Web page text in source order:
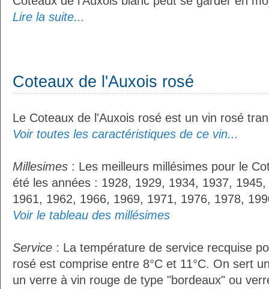
Lire la suite...
Coteaux de l'Auxois rosé
Le Coteaux de l'Auxois rosé est un vin rosé
Voir toutes les caractéristiques de ce vin...
Millesimes : Les meilleurs millésimes pour le
été les années : 1928, 1929, 1934, 1937,
1961, 1962, 1966, 1969, 1971, 1976, 1978,
Voir le tableau des millésimes
Service : La température de service recquise
rosé est comprise entre 8°C et 11°C. On sert
un verre à vin rouge de type "bordeaux" ou